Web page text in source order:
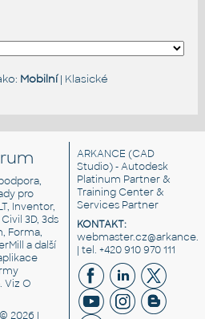
Mobilní| Klasické
pro
Inventor,
3D, 3ds
Forma,
a další
VizO
2026 |
ARKANCE (CAD
Studio) - Autodesk
Platinum Partner &
Training Center &
Services Partner
KONTAKT:
| tel. +420 910 970 111